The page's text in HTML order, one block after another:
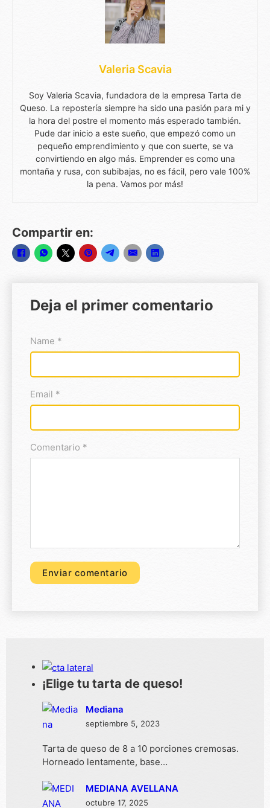
Valeria Scavia
Soy Valeria Scavia, fundadora de la empresa Tarta de
Queso. La repostería siempre ha sido una pasión para mi y
la hora del postre el momento más esperado también.
Pude dar inicio a este sueño, que empezó como un
pequeño emprendimiento y que con suerte, se va
convirtiendo en algo más. Emprender es como una
montaña y rusa, con subibajas, no es fácil, pero vale 100%
la pena. Vamos por más!
Compartir en:
Deja el primer comentario
Name *
Email *
Comentario *
¡Elige tu tarta de queso!
Mediana
septiembre 5, 2023
Tarta de queso de 8 a 10 porciones cremosas.
Horneado lentamente, base…
MEDIANA AVELLANA
octubre 17, 2025